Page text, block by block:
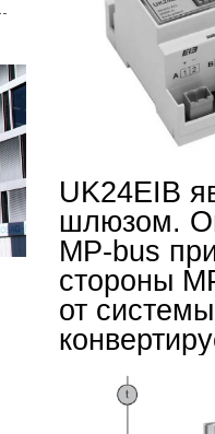
UK24EIB
шлюзом.
MP-bus
стороны
от